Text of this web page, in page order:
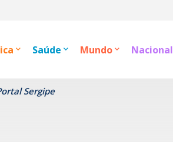
Saúde Mundo Nacional